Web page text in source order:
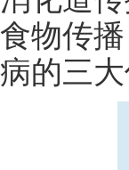
食物传
病的三大